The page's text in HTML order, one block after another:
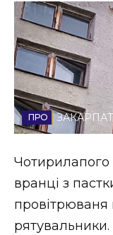
Політика
Соціум
Спорт
Стиль життя
Втрачений
Чотирилапого
вранці з
провітрюваня